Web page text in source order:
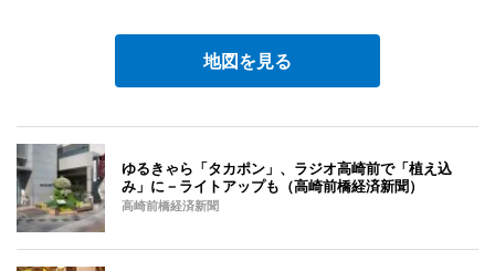
地図を見る
ゆるきゃら「タカポン」、ラジオ高崎前で「植え込
み」に－ライトアップも（高崎前橋経済新聞）
高崎前橋経済新聞